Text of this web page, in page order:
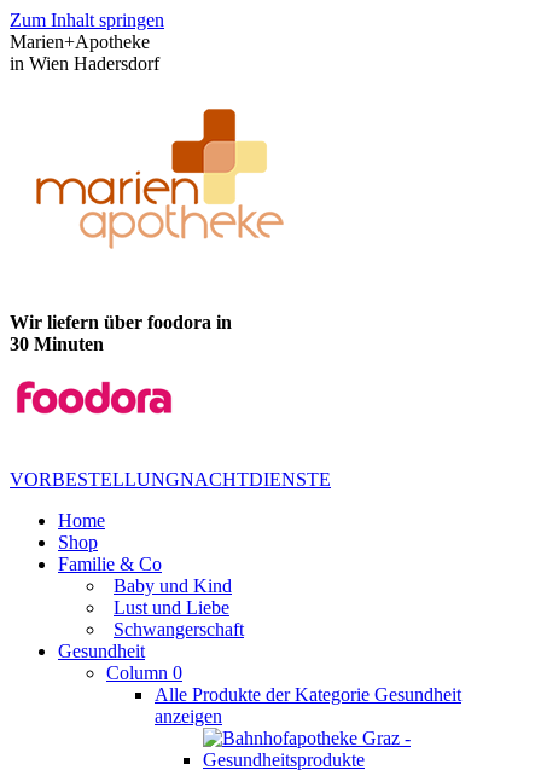
Zum Inhalt springen
Marien+Apotheke
in Wien Hadersdorf
Wir liefern über foodora in
30 Minuten
VORBESTELLUNGNACHTDIENSTE
Home
Shop
Familie & Co
Baby und Kind
Lust und Liebe
Schwangerschaft
Gesundheit
Column 0
Alle Produkte der Kategorie Gesundheit
anzeigen